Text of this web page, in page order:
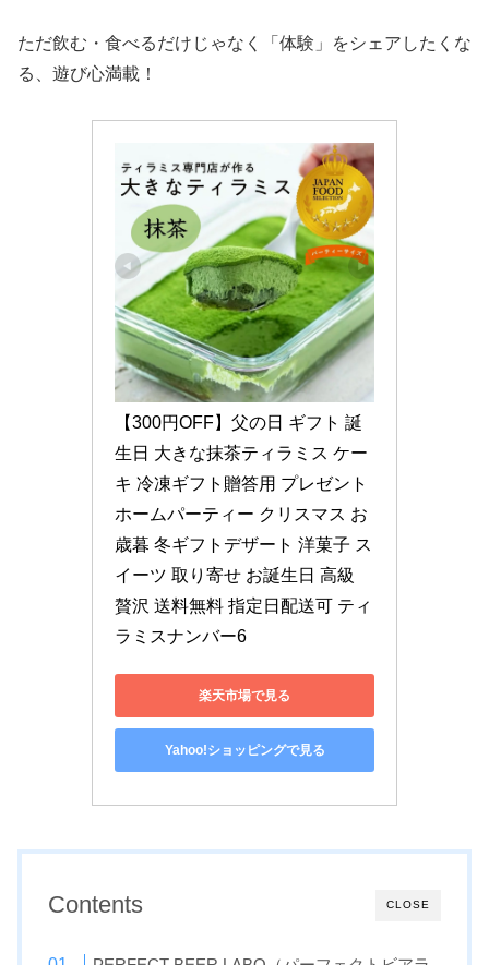
ただ飲む・食べるだけじゃなく「体験」をシェアしたくな
る、遊び心満載！
【300円OFF】父の日 ギフト 誕
生日 大きな抹茶ティラミス ケー
キ 冷凍ギフト贈答用 プレゼント
ホームパーティー クリスマス お
歳暮 冬ギフトデザート 洋菓子 ス
イーツ 取り寄せ お誕生日 高級
贅沢 送料無料 指定日配送可 ティ
ラミスナンバー6
楽天市場で見る
Yahoo!ショッピングで見る
CLOSE
Contents